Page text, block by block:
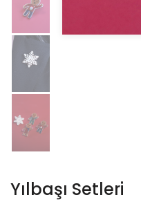
Yılbaşı Setleri